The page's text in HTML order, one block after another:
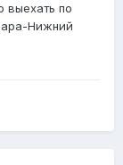
выехать по
Нижний